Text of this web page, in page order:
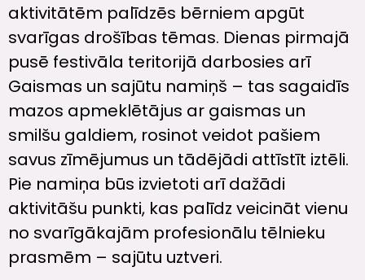
aktivitātēm palīdzēs bērniem apgūt
svarīgas drošības tēmas. Dienas pirmajā
pusē festivāla teritorijā darbosies arī
Gaismas un sajūtu namiņš – tas sagaidīs
mazos apmeklētājus ar gaismas un
smilšu galdiem, rosinot veidot pašiem
savus zīmējumus un tādējādi attīstīt iztēli.
Pie namiņa būs izvietoti arī dažādi
aktivitāšu punkti, kas palīdz veicināt vienu
no svarīgākajām profesionālu tēlnieku
prasmēm – sajūtu uztveri.